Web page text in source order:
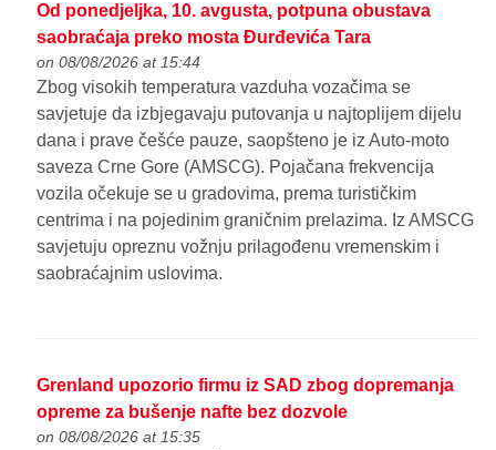
Od ponedjeljka, 10. avgusta, potpuna obustava
saobraćaja preko mosta Đurđevića Tara
on 08/08/2026 at 15:44
Zbog visokih temperatura vazduha vozačima se
savjetuje da izbjegavaju putovanja u najtoplijem dijelu
dana i prave češće pauze, saopšteno je iz Auto-moto
saveza Crne Gore (AMSCG). Pojačana frekvencija
vozila očekuje se u gradovima, prema turističkim
centrima i na pojedinim graničnim prelazima. Iz AMSCG
savjetuju opreznu vožnju prilagođenu vremenskim i
saobraćajnim uslovima.
Grenland upozorio firmu iz SAD zbog dopremanja
opreme za bušenje nafte bez dozvole
on 08/08/2026 at 15:35